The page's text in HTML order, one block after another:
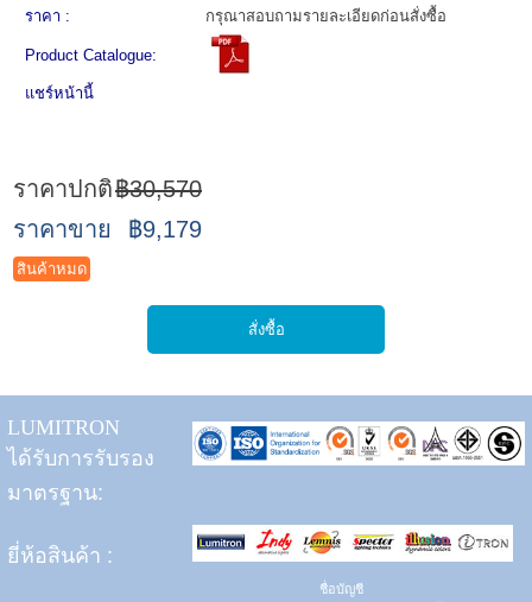
ราคา :
กรุณาสอบถามรายละเอียดก่อนสั่งซื้อ
Product Catalogue:
แชร์หน้านี้
ราคาปกติ฿30,570
ราคาขาย
฿9,179
สินค้าหมด
LUMITRON
ได้รับการรับรอง
มาตรฐาน:
ยี่ห้อสินค้า :
ชื่อบัญชี